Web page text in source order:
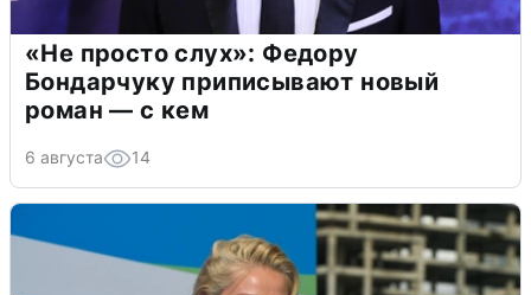
«Не просто слух»: Федору
Бондарчуку приписывают новый
роман — с кем
6 августа 14